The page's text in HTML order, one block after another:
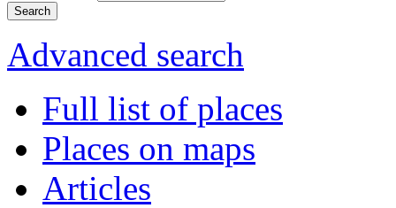
Advanced search
Full list of places
Places on maps
Articles